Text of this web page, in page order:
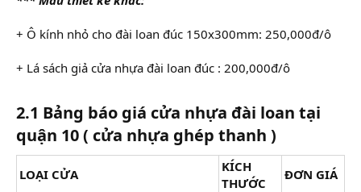
+ Ô kính nhỏ cho đài loan đúc 150x300mm: 250,000đ/ô
+ Lá sách giả cửa nhựa đài loan đúc : 200,000đ/ô
2.1 Bảng báo giá cửa nhựa đài loan tại
quận 10 ( cửa nhựa ghép thanh )
LOẠI CỬA
KÍCH
THƯỚC
ĐƠN GIÁ